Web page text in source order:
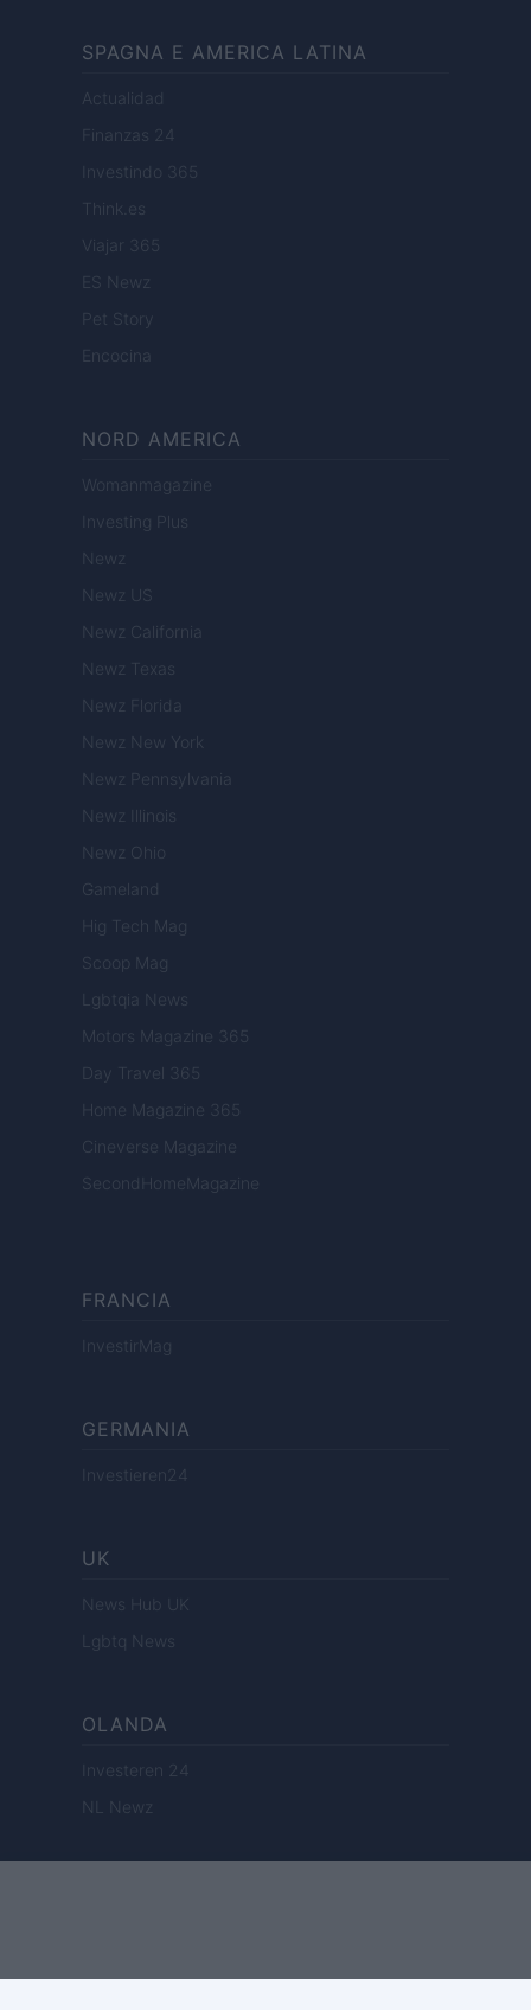
SPAGNA E AMERICA LATINA
Actualidad
Finanzas 24
Investindo 365
Think.es
Viajar 365
ES Newz
Pet Story
Encocina
NORD AMERICA
Womanmagazine
Investing Plus
Newz
Newz US
Newz California
Newz Texas
Newz Florida
Newz New York
Newz Pennsylvania
Newz Illinois
Newz Ohio
Gameland
Hig Tech Mag
Scoop Mag
Lgbtqia News
Motors Magazine 365
Day Travel 365
Home Magazine 365
Cineverse Magazine
SecondHomeMagazine
FRANCIA
InvestirMag
GERMANIA
Investieren24
UK
News Hub UK
Lgbtq News
OLANDA
Investeren 24
NL Newz